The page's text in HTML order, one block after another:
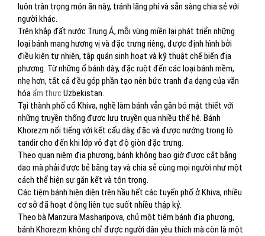
luôn trân trọng món ăn này, tránh lãng phí và sẵn sàng chia sẻ với
người khác.
Trên khắp đất nước Trung Á, mỗi vùng miền lại phát triển những
loại bánh mang hương vị và đặc trưng riêng, được định hình bởi
điều kiện tự nhiên, tập quán sinh hoạt và kỹ thuật chế biến địa
phương. Từ những ổ bánh dày, đặc ruột đến các loại bánh mềm,
nhẹ hơn, tất cả đều góp phần tạo nên bức tranh đa dạng của văn
hóaẩm thực Uzbekistan.
Tại thành phố cổ Khiva, nghề làm bánh vẫn gắn bó mật thiết với
những truyền thống được lưu truyền qua nhiều thế hệ. Bánh
Khorezm nổi tiếng với kết cấu dày, đặc và được nướng trong lò
tandir cho đến khi lớp vỏ đạt độ giòn đặc trưng.
Theo quan niệm địa phương, bánh không bao giờ được cắt bằng
dao mà phải được bẻ bằng tay và chia sẻ cùng mọi người như một
cách thể hiện sự gắn kết và tôn trọng.
Các tiệm bánh hiện diện trên hầu hết các tuyến phố ở Khiva, nhiều
cơ sở đã hoạt động liên tục suốt nhiều thập kỷ.
Theo bà Manzura Masharipova, chủ một tiệm bánh địa phương,
bánh Khorezm không chỉ được người dân yêu thích mà còn là một